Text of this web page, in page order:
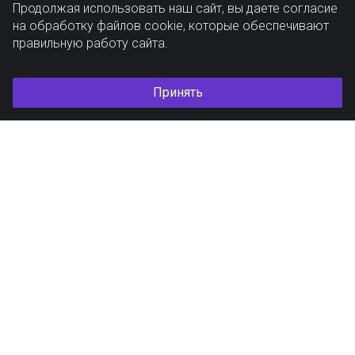
Продолжая использовать наш сайт, вы даете согласие
на обработку файлов cookie, которые обеспечивают
правильную работу сайта.
Принять